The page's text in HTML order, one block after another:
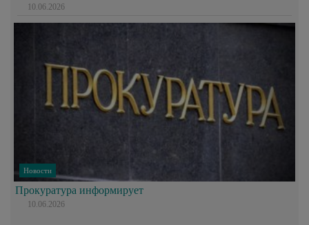
10.06.2026
Новости
Прокуратура информирует
10.06.2026